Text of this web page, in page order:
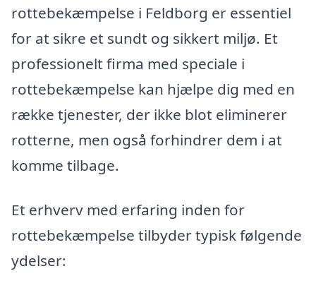
rottebekæmpelse i Feldborg er essentiel
for at sikre et sundt og sikkert miljø. Et
professionelt firma med speciale i
rottebekæmpelse kan hjælpe dig med en
række tjenester, der ikke blot eliminerer
rotterne, men også forhindrer dem i at
komme tilbage.
Et erhverv med erfaring inden for
rottebekæmpelse tilbyder typisk følgende
ydelser: